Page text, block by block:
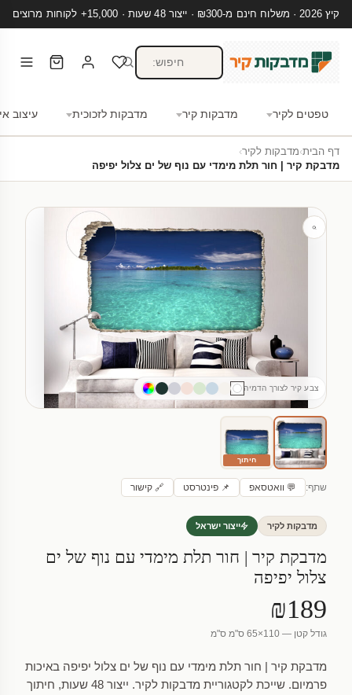
קיץ 2026 · משלוח חינם מ-₪300 · ייצור 48 שעות · 15,000+ לקוחות מרוצים
טפטים לקיר מדבקות קיר מדבקות לזכוכית עיצוב
דף הבית›מדבקות לקיר›
מדבקת קיר | חור תלת מימדי עם נוף של ים צלול יפיפה
צבע קיר לצורך הדמיה
חיתוך
שתף: 💬 וואטסאפ 📌 פינטרסט 🔗 קישור
מדבקות לקיר ייצור ישראל
מדבקת קיר | חור תלת מימדי עם נוף של ים
צלול יפיפה
₪189
גודל קטן — 110×65 ס"מ ס"מ
מדבקת קיר | חור תלת מימדי עם נוף של ים צלול יפיפה באיכות
פרמיום. שייכת לקטגוריית מדבקות לקיר. ייצור 48 שעות, חיתוך